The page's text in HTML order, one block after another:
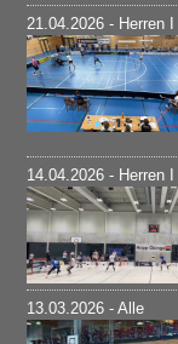
21.04.2026 - Herren I
14.04.2026 - Herren I
13.03.2026 - Alle